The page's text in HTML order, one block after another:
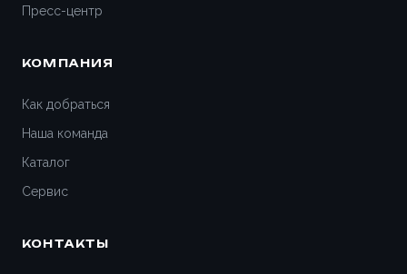
Пресс-центр
КОМПАНИЯ
Как добраться
Наша команда
Каталог
Сервис
КОНТАКТЫ